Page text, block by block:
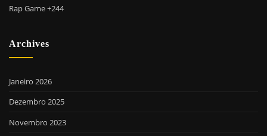
Rap Game +244
Archives
Janeiro 2026
Dezembro 2025
Novembro 2023